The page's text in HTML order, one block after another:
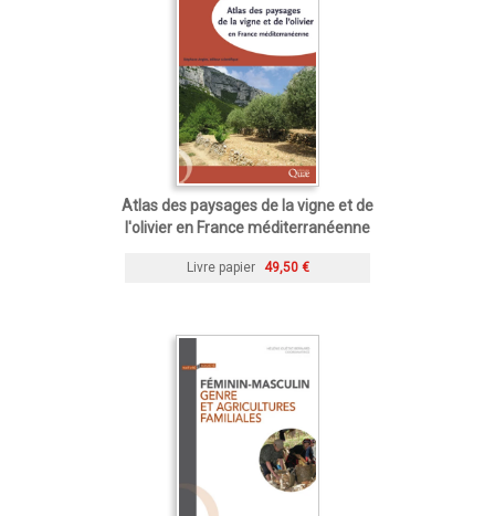
Atlas des paysages de la vigne et de
l'olivier en France méditerranéenne
Livre papier 49,50 €